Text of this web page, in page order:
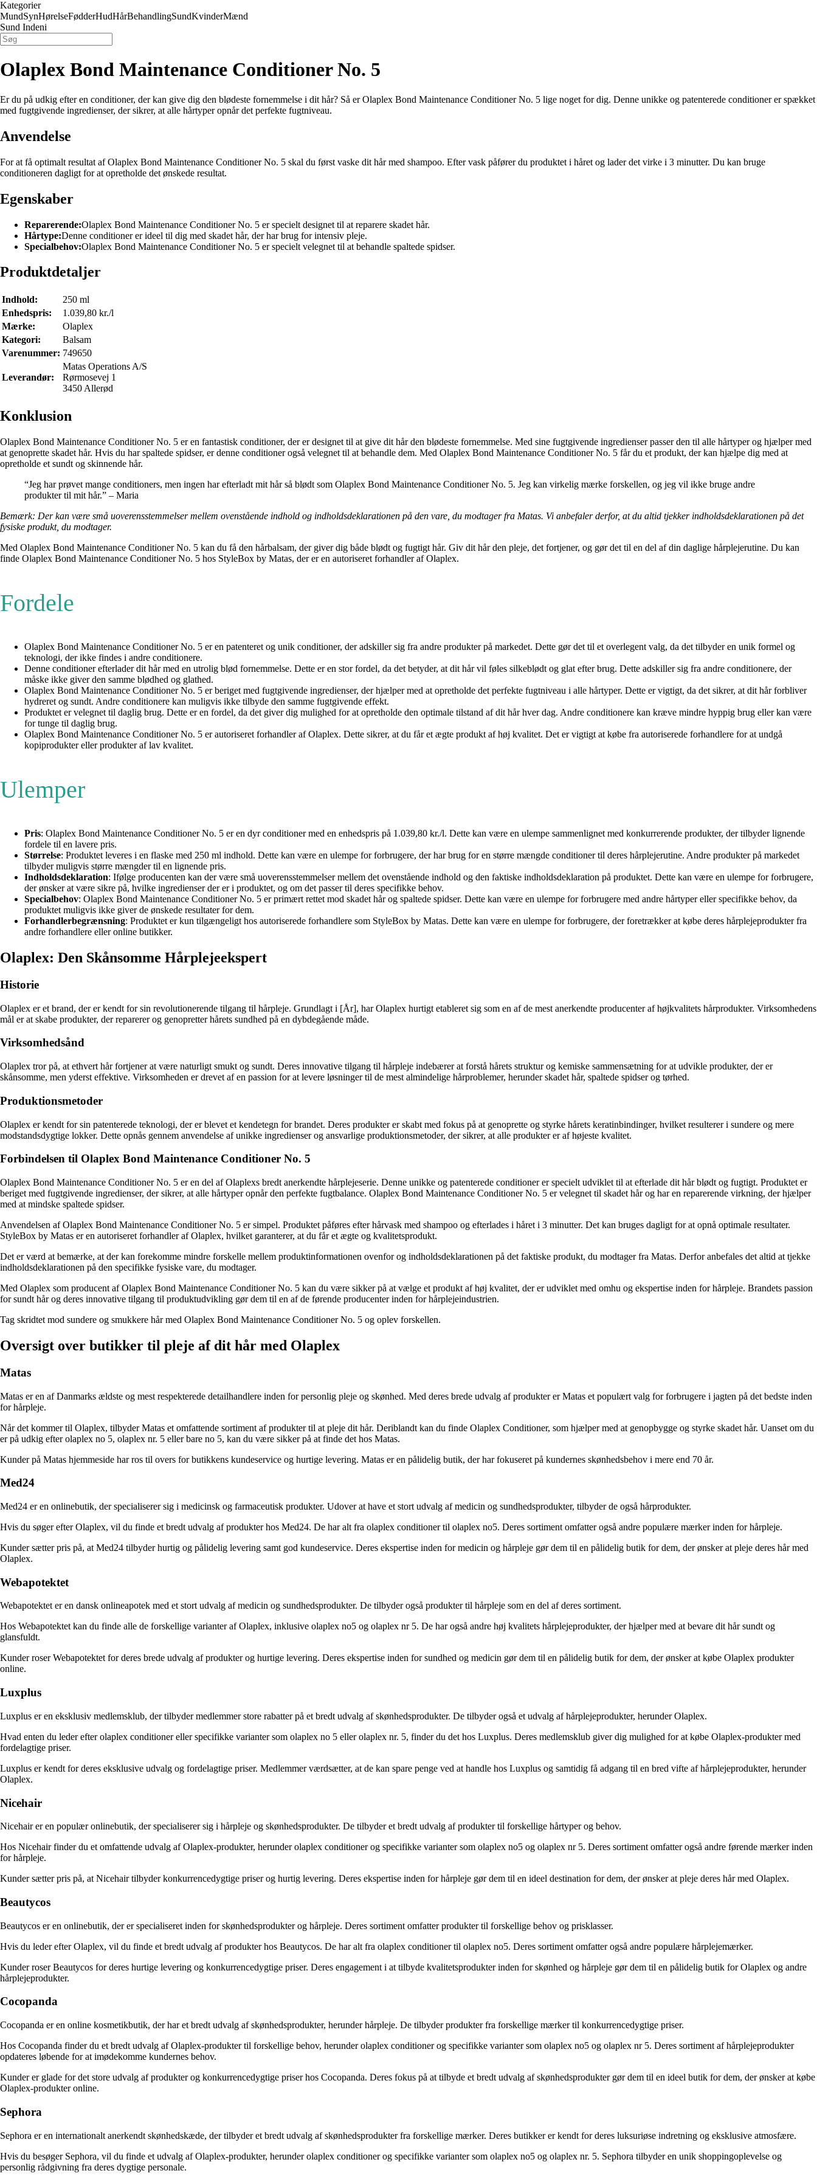
Kategorier
MundSynHørelseFødderHudHårBehandlingSundKvinderMænd
Sund Indeni
Olaplex Bond Maintenance Conditioner No. 5
Er du på udkig efter en conditioner, der kan give dig den blødeste fornemmelse i dit hår? Så er Olaplex Bond Maintenance Conditioner No. 5 lige noget for dig. Denne unikke og patenterede conditioner er spækket
med fugtgivende ingredienser, der sikrer, at alle hårtyper opnår det perfekte fugtniveau.
Anvendelse
For at få optimalt resultat af Olaplex Bond Maintenance Conditioner No. 5 skal du først vaske dit hår med shampoo. Efter vask påfører du produktet i håret og lader det virke i 3 minutter. Du kan bruge
conditioneren dagligt for at opretholde det ønskede resultat.
Egenskaber
Reparerende:Olaplex Bond Maintenance Conditioner No. 5 er specielt designet til at reparere skadet hår.
Hårtype:Denne conditioner er ideel til dig med skadet hår, der har brug for intensiv pleje.
Specialbehov:Olaplex Bond Maintenance Conditioner No. 5 er specielt velegnet til at behandle spaltede spidser.
Produktdetaljer
Indhold:
250 ml
Enhedspris:
1.039,80 kr./l
Mærke:
Olaplex
Kategori:
Balsam
Varenummer: 749650
Leverandør:
Matas Operations A/S
Rørmosevej 1
3450 Allerød
Konklusion
Olaplex Bond Maintenance Conditioner No. 5 er en fantastisk conditioner, der er designet til at give dit hår den blødeste fornemmelse. Med sine fugtgivende ingredienser passer den til alle hårtyper og hjælper med
at genoprette skadet hår. Hvis du har spaltede spidser, er denne conditioner også velegnet til at behandle dem. Med Olaplex Bond Maintenance Conditioner No. 5 får du et produkt, der kan hjælpe dig med at
opretholde et sundt og skinnende hår.
“Jeg har prøvet mange conditioners, men ingen har efterladt mit hår så blødt som Olaplex Bond Maintenance Conditioner No. 5. Jeg kan virkelig mærke forskellen, og jeg vil ikke bruge andre
produkter til mit hår.” – Maria
Bemærk: Der kan være små uoverensstemmelser mellem ovenstående indhold og indholdsdeklarationen på den vare, du modtager fra Matas. Vi anbefaler derfor, at du altid tjekker indholdsdeklarationen på det
fysiske produkt, du modtager.
Med Olaplex Bond Maintenance Conditioner No. 5 kan du få den hårbalsam, der giver dig både blødt og fugtigt hår. Giv dit hår den pleje, det fortjener, og gør det til en del af din daglige hårplejerutine. Du kan
finde Olaplex Bond Maintenance Conditioner No. 5 hos StyleBox by Matas, der er en autoriseret forhandler af Olaplex.
Fordele
Olaplex Bond Maintenance Conditioner No. 5 er en patenteret og unik conditioner, der adskiller sig fra andre produkter på markedet. Dette gør det til et overlegent valg, da det tilbyder en unik formel og
teknologi, der ikke findes i andre conditionere.
Denne conditioner efterlader dit hår med en utrolig blød fornemmelse. Dette er en stor fordel, da det betyder, at dit hår vil føles silkeblødt og glat efter brug. Dette adskiller sig fra andre conditionere, der
måske ikke giver den samme blødhed og glathed.
Olaplex Bond Maintenance Conditioner No. 5 er beriget med fugtgivende ingredienser, der hjælper med at opretholde det perfekte fugtniveau i alle hårtyper. Dette er vigtigt, da det sikrer, at dit hår forbliver
hydreret og sundt. Andre conditionere kan muligvis ikke tilbyde den samme fugtgivende effekt.
Produktet er velegnet til daglig brug. Dette er en fordel, da det giver dig mulighed for at opretholde den optimale tilstand af dit hår hver dag. Andre conditionere kan kræve mindre hyppig brug eller kan være
for tunge til daglig brug.
Olaplex Bond Maintenance Conditioner No. 5 er autoriseret forhandler af Olaplex. Dette sikrer, at du får et ægte produkt af høj kvalitet. Det er vigtigt at købe fra autoriserede forhandlere for at undgå
kopiprodukter eller produkter af lav kvalitet.
Ulemper
Pris: Olaplex Bond Maintenance Conditioner No. 5 er en dyr conditioner med en enhedspris på 1.039,80 kr./l. Dette kan være en ulempe sammenlignet med konkurrerende produkter, der tilbyder lignende
fordele til en lavere pris.
Størrelse: Produktet leveres i en flaske med 250 ml indhold. Dette kan være en ulempe for forbrugere, der har brug for en større mængde conditioner til deres hårplejerutine. Andre produkter på markedet
tilbyder muligvis større mængder til en lignende pris.
Indholdsdeklaration: Ifølge producenten kan der være små uoverensstemmelser mellem det ovenstående indhold og den faktiske indholdsdeklaration på produktet. Dette kan være en ulempe for forbrugere,
der ønsker at være sikre på, hvilke ingredienser der er i produktet, og om det passer til deres specifikke behov.
Specialbehov: Olaplex Bond Maintenance Conditioner No. 5 er primært rettet mod skadet hår og spaltede spidser. Dette kan være en ulempe for forbrugere med andre hårtyper eller specifikke behov, da
produktet muligvis ikke giver de ønskede resultater for dem.
Forhandlerbegrænsning: Produktet er kun tilgængeligt hos autoriserede forhandlere som StyleBox by Matas. Dette kan være en ulempe for forbrugere, der foretrækker at købe deres hårplejeprodukter fra
andre forhandlere eller online butikker.
Olaplex: Den Skånsomme Hårplejeekspert
Historie
Olaplex er et brand, der er kendt for sin revolutionerende tilgang til hårpleje. Grundlagt i [År], har Olaplex hurtigt etableret sig som en af de mest anerkendte producenter af højkvalitets hårprodukter. Virksomhedens
mål er at skabe produkter, der reparerer og genopretter hårets sundhed på en dybdegående måde.
Virksomhedsånd
Olaplex tror på, at ethvert hår fortjener at være naturligt smukt og sundt. Deres innovative tilgang til hårpleje indebærer at forstå hårets struktur og kemiske sammensætning for at udvikle produkter, der er
skånsomme, men yderst effektive. Virksomheden er drevet af en passion for at levere løsninger til de mest almindelige hårproblemer, herunder skadet hår, spaltede spidser og tørhed.
Produktionsmetoder
Olaplex er kendt for sin patenterede teknologi, der er blevet et kendetegn for brandet. Deres produkter er skabt med fokus på at genoprette og styrke hårets keratinbindinger, hvilket resulterer i sundere og mere
modstandsdygtige lokker. Dette opnås gennem anvendelse af unikke ingredienser og ansvarlige produktionsmetoder, der sikrer, at alle produkter er af højeste kvalitet.
Forbindelsen til Olaplex Bond Maintenance Conditioner No. 5
Olaplex Bond Maintenance Conditioner No. 5 er en del af Olaplexs bredt anerkendte hårplejeserie. Denne unikke og patenterede conditioner er specielt udviklet til at efterlade dit hår blødt og fugtigt. Produktet er
beriget med fugtgivende ingredienser, der sikrer, at alle hårtyper opnår den perfekte fugtbalance. Olaplex Bond Maintenance Conditioner No. 5 er velegnet til skadet hår og har en reparerende virkning, der hjælper
med at mindske spaltede spidser.
Anvendelsen af Olaplex Bond Maintenance Conditioner No. 5 er simpel. Produktet påføres efter hårvask med shampoo og efterlades i håret i 3 minutter. Det kan bruges dagligt for at opnå optimale resultater.
StyleBox by Matas er en autoriseret forhandler af Olaplex, hvilket garanterer, at du får et ægte og kvalitetsprodukt.
Det er værd at bemærke, at der kan forekomme mindre forskelle mellem produktinformationen ovenfor og indholdsdeklarationen på det faktiske produkt, du modtager fra Matas. Derfor anbefales det altid at tjekke
indholdsdeklarationen på den specifikke fysiske vare, du modtager.
Med Olaplex som producent af Olaplex Bond Maintenance Conditioner No. 5 kan du være sikker på at vælge et produkt af høj kvalitet, der er udviklet med omhu og ekspertise inden for hårpleje. Brandets passion
for sundt hår og deres innovative tilgang til produktudvikling gør dem til en af de førende producenter inden for hårplejeindustrien.
Tag skridtet mod sundere og smukkere hår med Olaplex Bond Maintenance Conditioner No. 5 og oplev forskellen.
Oversigt over butikker til pleje af dit hår med Olaplex
Matas
Matas er en af Danmarks ældste og mest respekterede detailhandlere inden for personlig pleje og skønhed. Med deres brede udvalg af produkter er Matas et populært valg for forbrugere i jagten på det bedste inden
for hårpleje.
Når det kommer til Olaplex, tilbyder Matas et omfattende sortiment af produkter til at pleje dit hår. Deriblandt kan du finde Olaplex Conditioner, som hjælper med at genopbygge og styrke skadet hår. Uanset om du
er på udkig efter olaplex no 5, olaplex nr. 5 eller bare no 5, kan du være sikker på at finde det hos Matas.
Kunder på Matas hjemmeside har ros til overs for butikkens kundeservice og hurtige levering. Matas er en pålidelig butik, der har fokuseret på kundernes skønhedsbehov i mere end 70 år.
Med24
Med24 er en onlinebutik, der specialiserer sig i medicinsk og farmaceutisk produkter. Udover at have et stort udvalg af medicin og sundhedsprodukter, tilbyder de også hårprodukter.
Hvis du søger efter Olaplex, vil du finde et bredt udvalg af produkter hos Med24. De har alt fra olaplex conditioner til olaplex no5. Deres sortiment omfatter også andre populære mærker inden for hårpleje.
Kunder sætter pris på, at Med24 tilbyder hurtig og pålidelig levering samt god kundeservice. Deres ekspertise inden for medicin og hårpleje gør dem til en pålidelig butik for dem, der ønsker at pleje deres hår med
Olaplex.
Webapotektet
Webapotektet er en dansk onlineapotek med et stort udvalg af medicin og sundhedsprodukter. De tilbyder også produkter til hårpleje som en del af deres sortiment.
Hos Webapotektet kan du finde alle de forskellige varianter af Olaplex, inklusive olaplex no5 og olaplex nr 5. De har også andre høj kvalitets hårplejeprodukter, der hjælper med at bevare dit hår sundt og
glansfuldt.
Kunder roser Webapotektet for deres brede udvalg af produkter og hurtige levering. Deres ekspertise inden for sundhed og medicin gør dem til en pålidelig butik for dem, der ønsker at købe Olaplex produkter
online.
Luxplus
Luxplus er en eksklusiv medlemsklub, der tilbyder medlemmer store rabatter på et bredt udvalg af skønhedsprodukter. De tilbyder også et udvalg af hårplejeprodukter, herunder Olaplex.
Hvad enten du leder efter olaplex conditioner eller specifikke varianter som olaplex no 5 eller olaplex nr. 5, finder du det hos Luxplus. Deres medlemsklub giver dig mulighed for at købe Olaplex-produkter med
fordelagtige priser.
Luxplus er kendt for deres eksklusive udvalg og fordelagtige priser. Medlemmer værdsætter, at de kan spare penge ved at handle hos Luxplus og samtidig få adgang til en bred vifte af hårplejeprodukter, herunder
Olaplex.
Nicehair
Nicehair er en populær onlinebutik, der specialiserer sig i hårpleje og skønhedsprodukter. De tilbyder et bredt udvalg af produkter til forskellige hårtyper og behov.
Hos Nicehair finder du et omfattende udvalg af Olaplex-produkter, herunder olaplex conditioner og specifikke varianter som olaplex no5 og olaplex nr 5. Deres sortiment omfatter også andre førende mærker inden
for hårpleje.
Kunder sætter pris på, at Nicehair tilbyder konkurrencedygtige priser og hurtig levering. Deres ekspertise inden for hårpleje gør dem til en ideel destination for dem, der ønsker at pleje deres hår med Olaplex.
Beautycos
Beautycos er en onlinebutik, der er specialiseret inden for skønhedsprodukter og hårpleje. Deres sortiment omfatter produkter til forskellige behov og prisklasser.
Hvis du leder efter Olaplex, vil du finde et bredt udvalg af produkter hos Beautycos. De har alt fra olaplex conditioner til olaplex no5. Deres sortiment omfatter også andre populære hårplejemærker.
Kunder roser Beautycos for deres hurtige levering og konkurrencedygtige priser. Deres engagement i at tilbyde kvalitetsprodukter inden for skønhed og hårpleje gør dem til en pålidelig butik for Olaplex og andre
hårplejeprodukter.
Cocopanda
Cocopanda er en online kosmetikbutik, der har et bredt udvalg af skønhedsprodukter, herunder hårpleje. De tilbyder produkter fra forskellige mærker til konkurrencedygtige priser.
Hos Cocopanda finder du et bredt udvalg af Olaplex-produkter til forskellige behov, herunder olaplex conditioner og specifikke varianter som olaplex no5 og olaplex nr 5. Deres sortiment af hårplejeprodukter
opdateres løbende for at imødekomme kundernes behov.
Kunder er glade for det store udvalg af produkter og konkurrencedygtige priser hos Cocopanda. Deres fokus på at tilbyde et bredt udvalg af skønhedsprodukter gør dem til en ideel butik for dem, der ønsker at købe
Olaplex-produkter online.
Sephora
Sephora er en internationalt anerkendt skønhedskæde, der tilbyder et bredt udvalg af skønhedsprodukter fra forskellige mærker. Deres butikker er kendt for deres luksuriøse indretning og eksklusive atmosfære.
Hvis du besøger Sephora, vil du finde et udvalg af Olaplex-produkter, herunder olaplex conditioner og specifikke varianter som olaplex no5 og olaplex nr. 5. Sephora tilbyder en unik shoppingoplevelse og
personlig rådgivning fra deres dygtige personale.